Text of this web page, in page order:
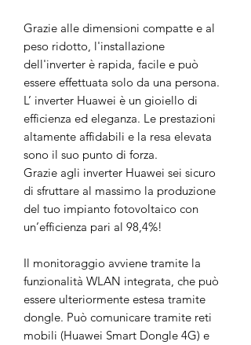
Grazie alle dimensioni compatte e al
peso ridotto, l'installazione
dell'inverter è rapida, facile e può
essere effettuata solo da una persona.
L’ inverter Huawei è un gioiello di
efficienza ed eleganza. Le prestazioni
altamente affidabili e la resa elevata
sono il suo punto di forza.
Grazie agli inverter Huawei sei sicuro
di sfruttare al massimo la produzione
del tuo impianto fotovoltaico con
un’efficienza pari al 98,4%!
Il monitoraggio avviene tramite la
funzionalità WLAN integrata, che può
essere ulteriormente estesa tramite
dongle. Può comunicare tramite reti
mobili (Huawei Smart Dongle 4G) e